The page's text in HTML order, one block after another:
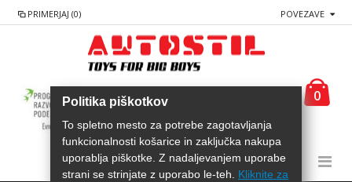
Politika piškotkov
To spletno mesto za potrebe zagotavljanja
funkcionalnosti košarice in zaključka nakupa
uporablja piškotke. Z nadaljevanjem uporabe
strani se strinjate z uporabo le-teh. Kliknite za
PRIMERJAJ (0) POVEZAVE
0